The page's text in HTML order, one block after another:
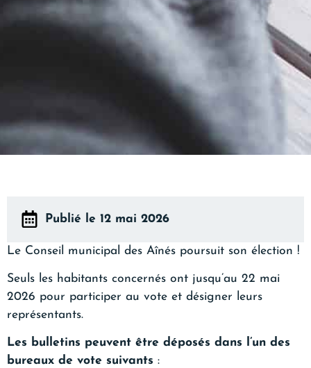
Publié le 12 mai 2026
Le Conseil municipal des Aînés poursuit son élection !
Seuls les habitants concernés ont jusqu’au 22 mai
2026 pour participer au vote et désigner leurs
représentants.
Les bulletins peuvent être déposés dans l’un des
bureaux de vote suivants :